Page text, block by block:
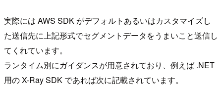
実際には AWS SDK がデフォルトあるいはカスタマイズし
た送信先に上記形式でセグメントデータをうまいこと送信し
てくれています。
ランタイム別にガイダンスが用意されており、例えば .NET
用の X-Ray SDK であれば次に記載されています。